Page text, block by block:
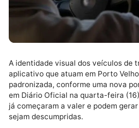
A identidade visual dos veículos
aplicativo que atuam em Porto